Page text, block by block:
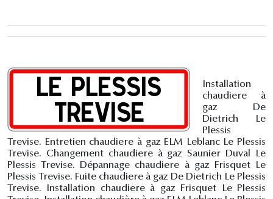
Installation
chaudiere à
gaz De
Dietrich Le
Plessis
Trevise. Entretien chaudiere à gaz ELM Leblanc Le Plessis
Trevise. Changement chaudiere à gaz Saunier Duval Le
Plessis Trevise. Dépannage chaudiere à gaz Frisquet Le
Plessis Trevise. Fuite chaudiere à gaz De Dietrich Le Plessis
Trevise. Installation chaudiere à gaz Frisquet Le Plessis